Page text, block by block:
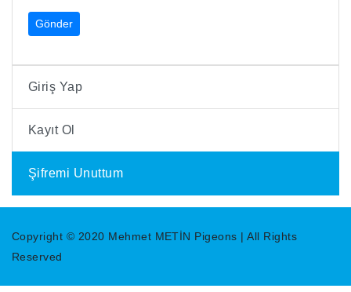
Giriş Yap
Kayıt Ol
Şifremi Unuttum
Copyright © 2020 Mehmet METİN Pigeons | All Rights
Reserved